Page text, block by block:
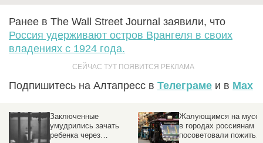
Ранее в The Wall Street Journal заявили, что
Россия удерживают остров Врангеля в своих
владениях с 1924 года.
Подпишитесь на Алтапресс в Телеграме и в Max
Заключенные
умудрились зачать
ребенка через
Жалующимся на мусор
в городах россиянам
посоветовали пожить в